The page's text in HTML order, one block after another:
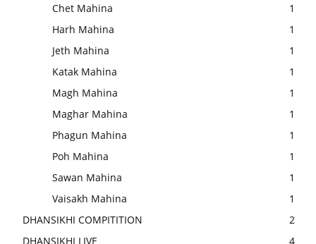
Chet Mahina
1
Harh Mahina
1
Jeth Mahina
1
Katak Mahina
1
Magh Mahina
1
Maghar Mahina
1
Phagun Mahina
1
Poh Mahina
1
Sawan Mahina
1
Vaisakh Mahina
1
DHANSIKHI COMPITITION
2
DHANSIKHI LIVE
4